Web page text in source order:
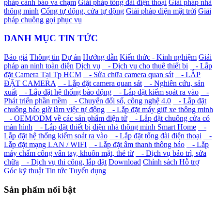
pháp cảnh báo va chạm Giải pháp tổng đài điện thoại Giải pháp nhà
thông minh Cổng tự động, cửa tự động Giải pháp điện mặt trời Giải
pháp chuông gọi phục vụ
DANH MỤC TIN TỨC
Báo giá Thông tin Dự án Hướng dẫn Kiến thức - Kinh nghiệm Giải
pháp an ninh toàn diện Dịch vụ - Dịch vụ cho thuê thiết bị
- Lắp
đặt Camera Tại Tp HCM
- Sửa chữa camera quan sát
- LẮP
ĐẶT CAMERA
- Lắp đặt camera quan sát
- Nghiên cứu, sản
xuất
- Lắp đặt hệ thống báo động - Lắp đặt kiểm soát ra vào
-
Phát triển phần mềm
- Chuyển đổi số, công nghệ 4.0
- Lắp đặt
chuông báo giờ làm việc tự động
- Lắp đặt máy giữ xe thông minh
- OEM/ODM về các sản phẩm điện tử
- Lắp đặt chuông cửa có
màn hình
- Lắp đặt thiết bị điện nhà thông minh Smart Home
-
Lắp đặt hệ thống kiểm soát ra vào
- Lắp đặt tổng đài điện thoại
-
Lắp đặt mạng LAN / WIFI
- Lắp đặt âm thanh thông báo
- Lắp
máy chấm công vân tay, khuôn mặt, thẻ từ
- Dịch vụ bảo trì, sửa
chữa
- Dịch vụ thi công, lắp đặt Download Chính sách Hỗ trợ
Góc kỹ thuật Tin tức Tuyển dụng
Sản phẩm nổi bật